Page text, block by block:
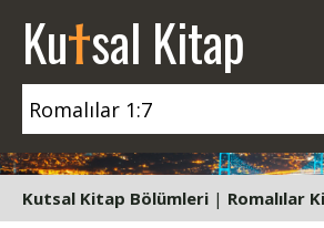
Kutsal Kitap
Kutsal Kitap Bölümleri | Romalılar